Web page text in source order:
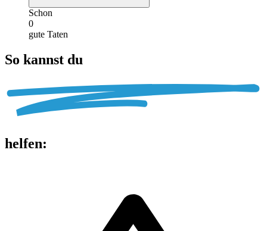
Schon
0
gute Taten
So kannst du
helfen: